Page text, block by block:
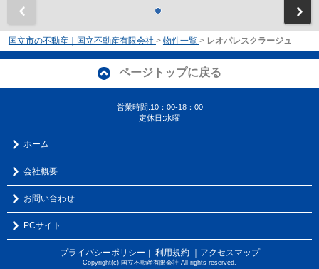
国立市の不動産｜国立不動産有限会社 > 物件一覧 > レオパレスクラージュ
ページトップに戻る
営業時間:10：00-18：00
定休日:水曜
ホーム
会社概要
お問い合わせ
PCサイト
プライバシーポリシー 利用規約 ｜アクセスマップ
Copyright(c) 国立不動産有限会社 All rights reserved.